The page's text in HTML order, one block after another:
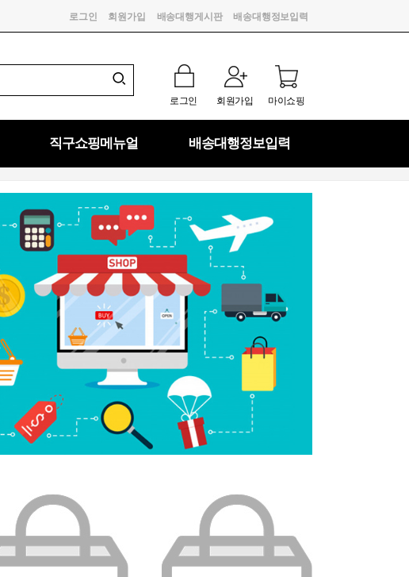
로그인 회원가입 배송대행게시판 배송대행정보입력
로그인 회원가입 마이쇼핑
직구쇼핑메뉴얼 배송대행정보입력